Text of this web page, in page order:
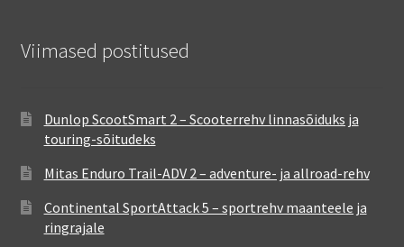
Viimased postitused
Dunlop ScootSmart 2 – Scooterrehv linnasõiduks ja
touring-sõitudeks
Mitas Enduro Trail-ADV 2 – adventure- ja allroad-rehv
Continental SportAttack 5 – sportrehv maanteele ja
ringrajale